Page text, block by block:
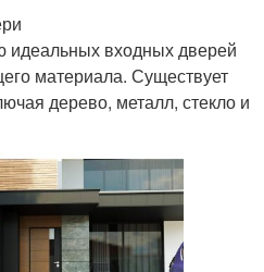
входных дверей
материала. Существует
дерево, металл, стекло и